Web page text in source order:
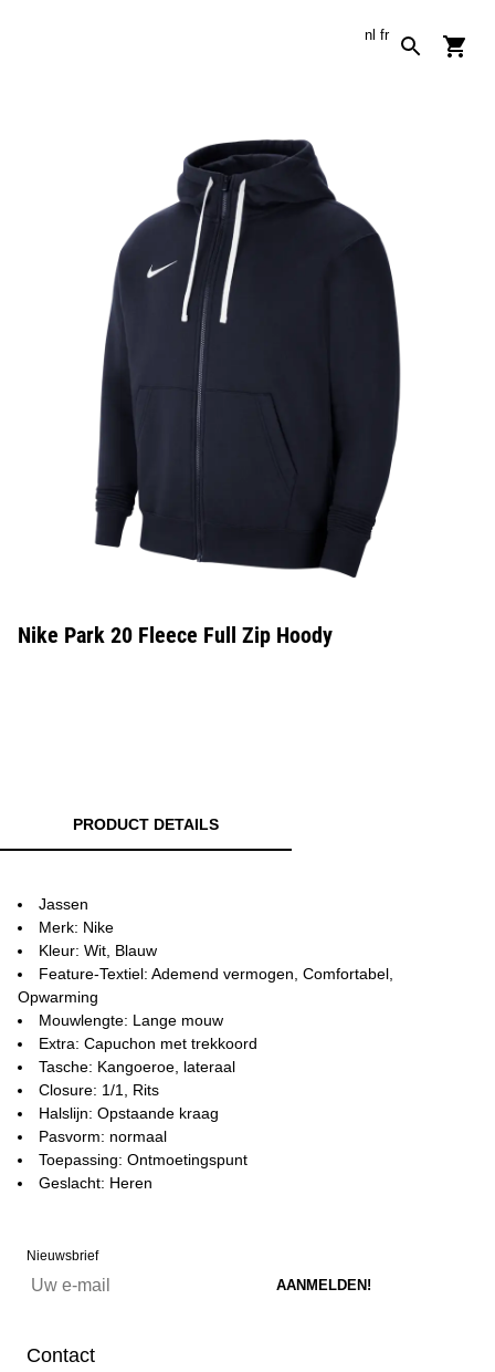
nl fr
Nike Park 20 Fleece Full Zip Hoody
PRODUCT DETAILS
Jassen
Merk: Nike
Kleur: Wit, Blauw
Feature-Textiel: Ademend vermogen, Comfortabel,
Opwarming
Mouwlengte: Lange mouw
Extra: Capuchon met trekkoord
Tasche: Kangoeroe, lateraal
Closure: 1/1, Rits
Halslijn: Opstaande kraag
Pasvorm: normaal
Toepassing: Ontmoetingspunt
Geslacht: Heren
Nieuwsbrief
Contact